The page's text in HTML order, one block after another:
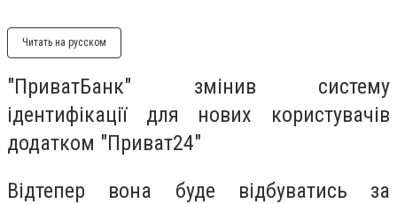
Читать на русском
"ПриватБанк" змінив систему
ідентифікації для нових користувачів
додатком "Приват24"
Відтепер вона буде відбуватись за